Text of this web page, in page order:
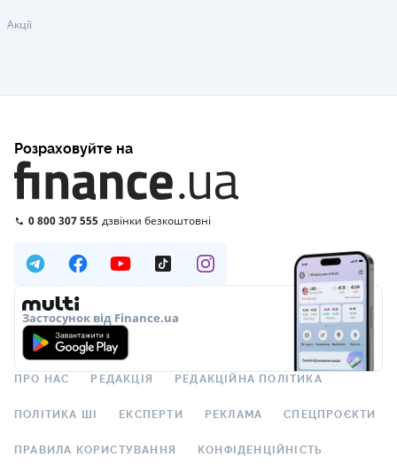
Акції
Розраховуйте на
0 800 307 555 дзвінки безкоштовні
Застосунок від Finance.ua
ПРО НАС РЕДАКЦІЯ РЕДАКЦІЙНА ПОЛІТИКА
ПОЛІТИКА ШІ ЕКСПЕРТИ РЕКЛАМА СПЕЦПРОЄКТИ
ПРАВИЛА КОРИСТУВАННЯ КОНФІДЕНЦІЙНІСТЬ